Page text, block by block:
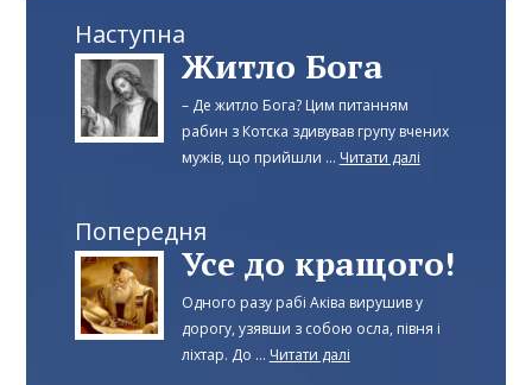
Наступна
Житло Бога
– Де житло Бога? Цим питанням
рабин з Котска здивував групу вчених
мужів, що прийшли ... Читати далі
Попередня
Усе до кращого!
Одного разу рабі Аківа вирушив у
дорогу, узявши з собою осла, півня і
ліхтар. До ... Читати далі